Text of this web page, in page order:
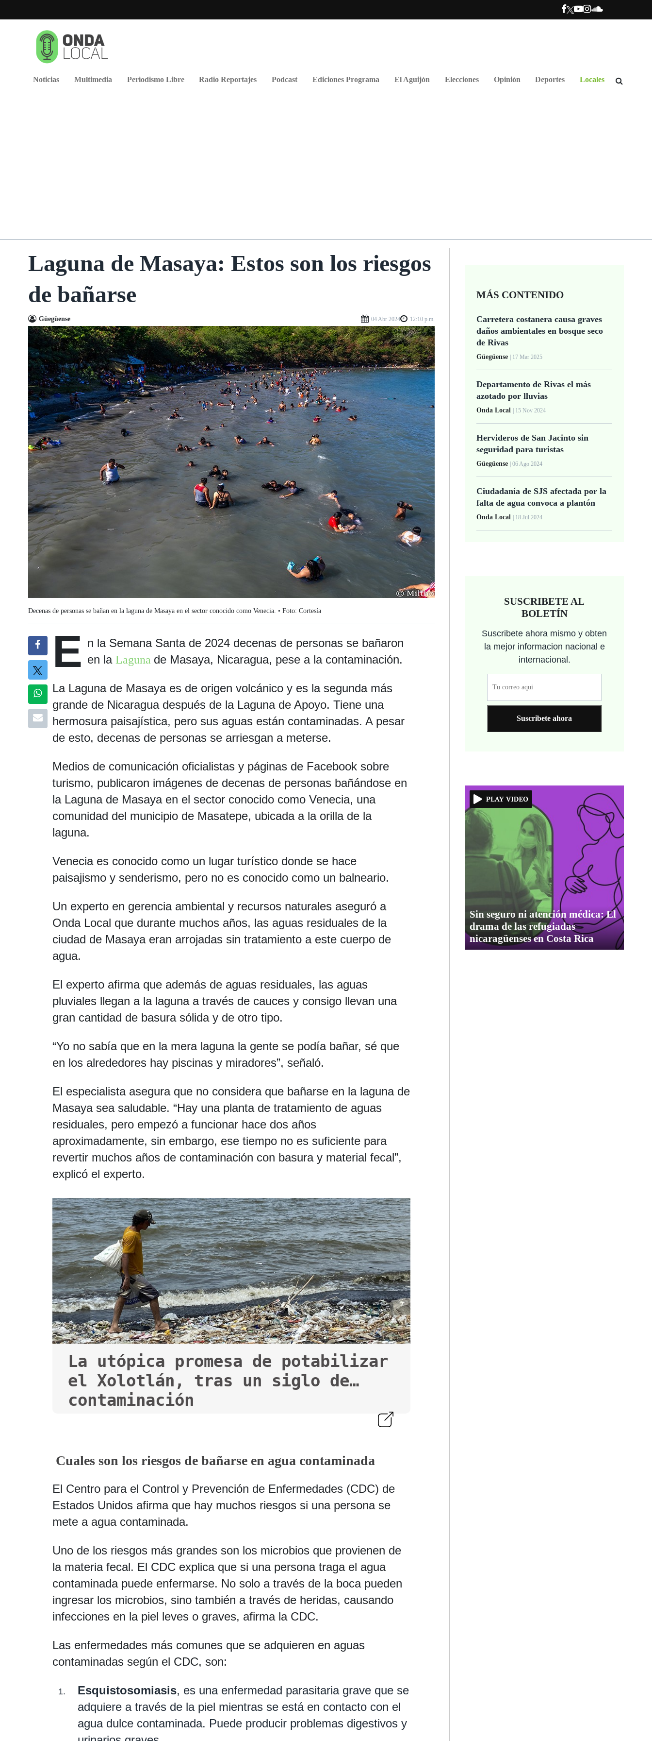
Noticias Multimedia Periodismo Libre Radio Reportajes Podcast Ediciones Programa El Aguijón Elecciones Opinión Deportes Locales
Laguna de Masaya: Estos son los riesgos
de bañarse
Güegüense 04 Abr 2024 12:10 p.m.
Decenas de personas se bañan en la laguna de Masaya en el sector conocido como Venecia. • Foto: Cortesía
E n la Semana Santa de 2024 decenas de personas se bañaron
en la Laguna de Masaya, Nicaragua, pese a la contaminación.
La Laguna de Masaya es de origen volcánico y es la segunda más
grande de Nicaragua después de la Laguna de Apoyo. Tiene una
hermosura paisajística, pero sus aguas están contaminadas. A pesar
de esto, decenas de personas se arriesgan a meterse.
Medios de comunicación oficialistas y páginas de Facebook sobre
turismo, publicaron imágenes de decenas de personas bañándose en
la Laguna de Masaya en el sector conocido como Venecia, una
comunidad del municipio de Masatepe, ubicada a la orilla de la
laguna.
Venecia es conocido como un lugar turístico donde se hace
paisajismo y senderismo, pero no es conocido como un balneario.
Un experto en gerencia ambiental y recursos naturales aseguró a
Onda Local que durante muchos años, las aguas residuales de la
ciudad de Masaya eran arrojadas sin tratamiento a este cuerpo de
agua.
El experto afirma que además de aguas residuales, las aguas
pluviales llegan a la laguna a través de cauces y consigo llevan una
gran cantidad de basura sólida y de otro tipo.
“Yo no sabía que en la mera laguna la gente se podía bañar, sé que
en los alrededores hay piscinas y miradores”, señaló.
El especialista asegura que no considera que bañarse en la laguna de
Masaya sea saludable. “Hay una planta de tratamiento de aguas
residuales, pero empezó a funcionar hace dos años
aproximadamente, sin embargo, ese tiempo no es suficiente para
revertir muchos años de contaminación con basura y material fecal”,
explicó el experto.
La utópica promesa de potabilizar
el Xolotlán, tras un siglo de
contaminación
Cuales son los riesgos de bañarse en agua contaminada
El Centro para el Control y Prevención de Enfermedades (CDC) de
Estados Unidos afirma que hay muchos riesgos si una persona se
mete a agua contaminada.
Uno de los riesgos más grandes son los microbios que provienen de
la materia fecal. El CDC explica que si una persona traga el agua
contaminada puede enfermarse. No solo a través de la boca pueden
ingresar los microbios, sino también a través de heridas, causando
infecciones en la piel leves o graves, afirma la CDC.
Las enfermedades más comunes que se adquieren en aguas
contaminadas según el CDC, son:
Esquistosomiasis, es una enfermedad parasitaria grave que se
adquiere a través de la piel mientras se está en contacto con el
agua dulce contaminada. Puede producir problemas digestivos y
MÁS CONTENIDO
Carretera costanera causa graves
daños ambientales en bosque seco
de Rivas
Güegüense | 17 Mar 2025
Departamento de Rivas el más
azotado por lluvias
Onda Local | 15 Nov 2024
Hervideros de San Jacinto sin
seguridad para turistas
Güegüense | 06 Ago 2024
Ciudadanía de SJS afectada por la
falta de agua convoca a plantón
Onda Local | 18 Jul 2024
SUSCRIBETE AL
BOLETÍN
Suscribete ahora mismo y obten
la mejor informacion nacional e
internacional.
Suscribete ahora
Sin seguro ni atención médica: El
drama de las refugiadas
nicaragüenses en Costa Rica